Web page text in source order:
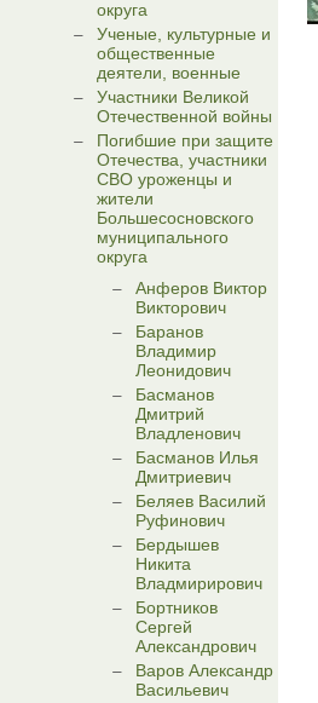
округа
Ученые, культурные и
общественные
деятели, военные
Участники Великой
Отечественной войны
Погибшие при защите
Отечества, участники
СВО уроженцы и
жители
Большесосновского
муниципального
округа
Анферов Виктор
Викторович
Баранов
Владимир
Леонидович
Басманов
Дмитрий
Владленович
Басманов Илья
Дмитриевич
Беляев Василий
Руфинович
Бердышев
Никита
Владмирирович
Бортников
Сергей
Александрович
Варов Александр
Васильевич